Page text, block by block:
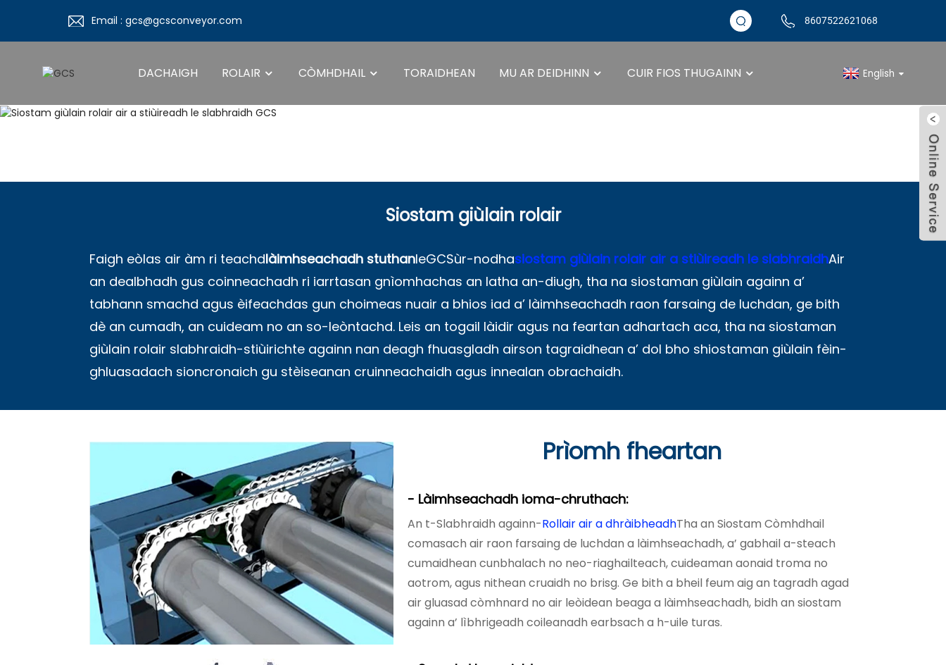
Email : gcs@gcsconveyor.com 8607522621068
DACHAIGH ROLAIR CÒMHDHAIL TORAIDHEAN MU AR DEIDHINN CUIR FIOS THUGAINN English
Siostam Giùlain Rolair Air A
Siostam giùlain rolair
Faigh eòlas air àm ri teachdlàimhseachadh stuthanleGCSùr-nodhasiostam giùlain rolair air a stiùireadh le slabhraidhAir
an dealbhadh gus coinneachadh ri iarrtasan gnìomhachas an latha an-diugh, tha na siostaman giùlain againn a’
tabhann smachd agus èifeachdas gun choimeas nuair a bhios iad a’ làimhseachadh raon farsaing de luchdan, ge bith
dè an cumadh, an cuideam no an so-leòntachd. Leis an togail làidir agus na feartan adhartach aca, tha na siostaman
giùlain rolair slabhraidh-stiùirichte againn nan deagh fhuasgladh airson tagraidhean a’ dol bho shiostaman giùlain fèin-
ghluasadach sioncronaich gu stèiseanan cruinneachaidh agus innealan obrachaidh.
Prìomh fheartan
- Làimhseachadh ioma-chruthach:
An t-Slabhraidh againn-Rollair air a dhràibheadhTha an Siostam Còmhdhail
comasach air raon farsaing de luchdan a làimhseachadh, a’ gabhail a-steach
cumaidhean cunbhalach no neo-riaghailteach, cuideaman aonaid troma no
aotrom, agus nithean cruaidh no brisg. Ge bith a bheil feum aig an tagradh agad
air gluasad còmhnard no air leòidean beaga a làimhseachadh, bidh an siostam
againn a’ lìbhrigeadh coileanadh earbsach a h-uile turas.